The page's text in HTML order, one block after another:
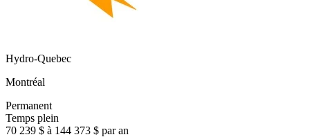
Hydro-Quebec
Montréal
Permanent
Temps plein
70 239 $ à 144 373 $ par an